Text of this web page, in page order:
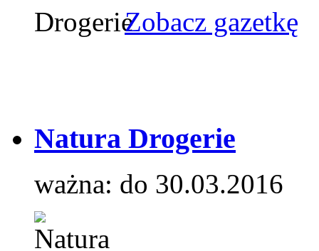
Zobacz gazetkę
Natura Drogerie
ważna: do 30.03.2016